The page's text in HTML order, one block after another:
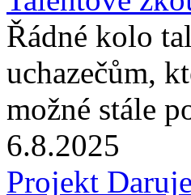
Řádné kolo
uchazečům,
možné stále
6.8.2025
Projekt